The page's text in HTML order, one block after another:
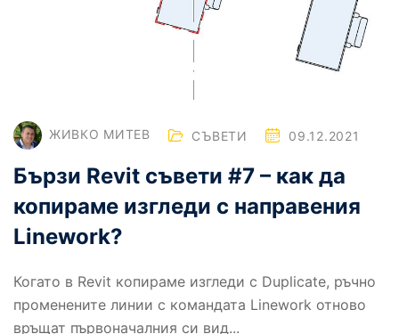
ЖИВКО МИТЕВ СЪВЕТИ 09.12.2021
Бързи Revit съвети #7 – как да
копираме изгледи с направения
Linework?
Когато в Revit копираме изгледи с Duplicate, ръчно
променените линии с командата Linework отново
връщат първоначалния си вид...